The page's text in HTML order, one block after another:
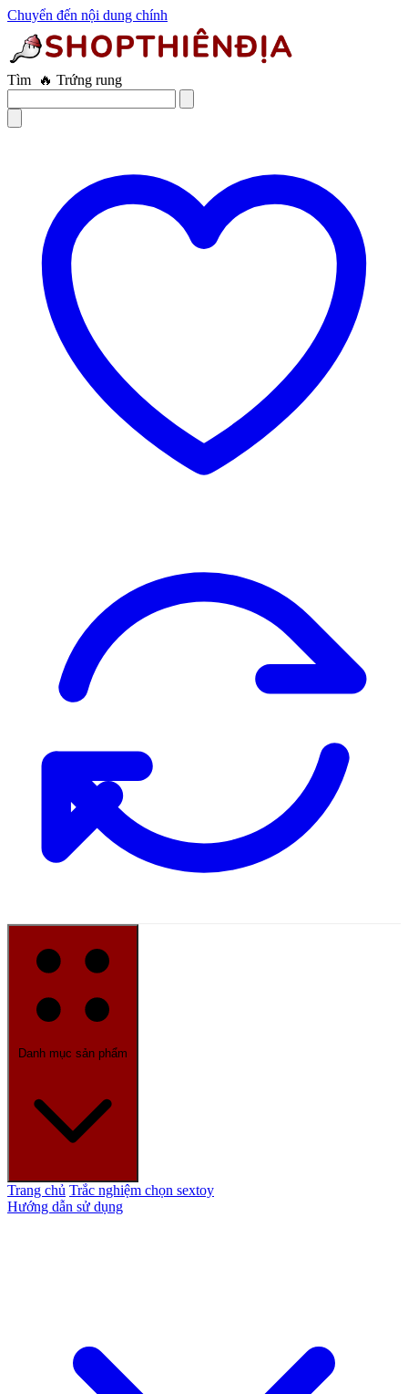
Chuyển đến nội dung chính
Tìm 🔥 Trứng rung
Danh mục sản phẩm
Trang chủ Trắc nghiệm chọn sextoy
Hướng dẫn sử dụng